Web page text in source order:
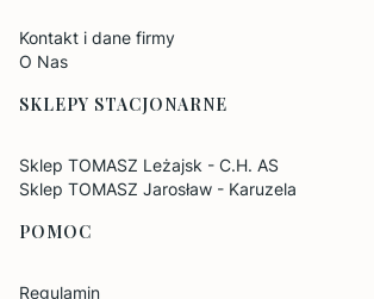
Kontakt i dane firmy
O Nas
SKLEPY STACJONARNE
Sklep TOMASZ Leżajsk - C.H. AS
Sklep TOMASZ Jarosław - Karuzela
POMOC
Regulamin